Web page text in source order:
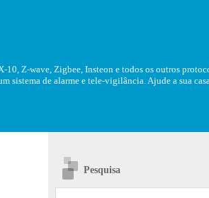
10, Z-wave, Zigbee, Insteon e todos os outros
sistema de alarme e tele-vigilância. Ajude a sua
Pesquisa